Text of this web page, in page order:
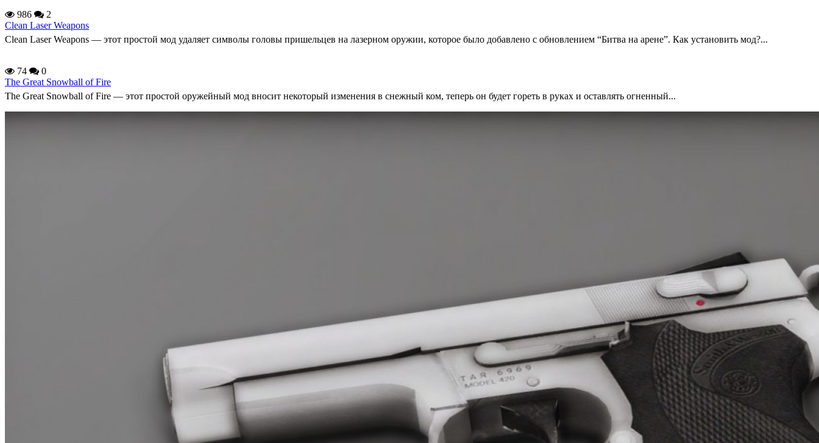
986
2
Clean Laser Weapons
Clean Laser Weapons — этот простой мод удаляет символы головы пришельцев на лазерном оружии, которое было добавлено с обновлением “Битва на арене”. Как установить мод?...
74
0
The Great Snowball of Fire
The Great Snowball of Fire — этот простой оружейный мод вносит некоторый изменения в снежный ком, теперь он будет гореть в руках и оставлять огненный...